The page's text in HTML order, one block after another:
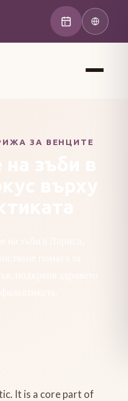
ЗА ВЕНЦИТЕ
It is a core part of